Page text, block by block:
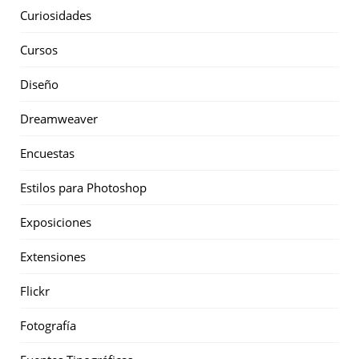
Curiosidades
Cursos
Diseño
Dreamweaver
Encuestas
Estilos para Photoshop
Exposiciones
Extensiones
Flickr
Fotografía